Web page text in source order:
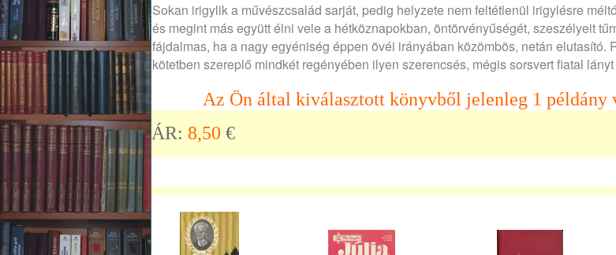
Sokan irigylik a művészcsalád sarját, pedig helyzete nem feltétlenül irigylésre
és megint más együtt élni vele a hétköznapokban, öntörvényűségét, szeszélyeit
fájdalmas, ha a nagy egyéniség éppen övéi irányában közömbös, netán elutasító.
kötetben szereplő mindkét regényében ilyen szerencsés, mégis sorsvert fiatal
Az Ön által kiválasztott könyvből jelenleg 1 példány
ÁR: 8,50 €